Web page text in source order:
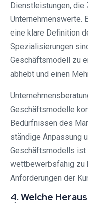
Dienstleistungen, die
Unternehmenswerte.
eine klare Definition
Spezialisierungen
Geschäftsmodell zu
abhebt und einen
Geschäftsmodelle
Bedürfnissen des
ständige Anpassung
Geschäftsmodells ist
wettbewerbsfähig zu
Anforderungen der
4. Welche